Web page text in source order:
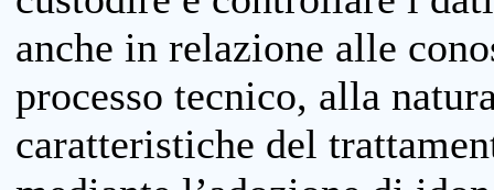
anche in relazione alle
processo tecnico, alla
caratteristiche del